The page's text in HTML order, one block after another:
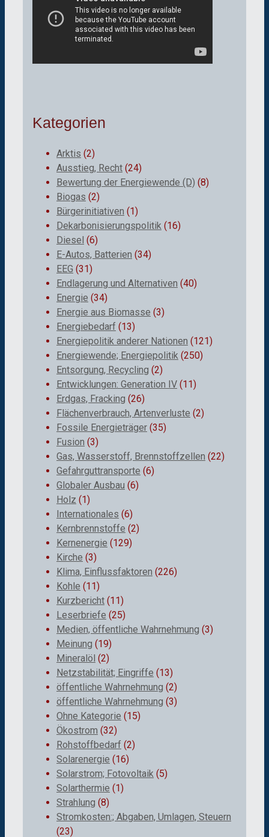
Kategorien
Arktis (2)
Ausstieg, Recht (24)
Bewertung der Energiewende (D) (8)
Biogas (2)
Bürgerinitiativen (1)
Dekarbonisierungspolitik (16)
Diesel (6)
E-Autos, Batterien (34)
EEG (31)
Endlagerung und Alternativen (40)
Energie (34)
Energie aus Biomasse (3)
Energiebedarf (13)
Energiepolitik anderer Nationen (121)
Energiewende; Energiepolitik (250)
Entsorgung, Recycling (2)
Entwicklungen: Generation IV (11)
Erdgas, Fracking (26)
Flächenverbrauch, Artenverluste (2)
Fossile Energieträger (35)
Fusion (3)
Gas, Wasserstoff, Brennstoffzellen (22)
Gefahrguttransporte (6)
Globaler Ausbau (6)
Holz (1)
Internationales (6)
Kernbrennstoffe (2)
Kernenergie (129)
Kirche (3)
Klima, Einflussfaktoren (226)
Kohle (11)
Kurzbericht (11)
Leserbriefe (25)
Medien, öffentliche Wahrnehmung (3)
Meinung (19)
Mineralöl (2)
Netzstabilität; Eingriffe (13)
öffentliche Wahrnehmung (2)
öffentliche Wahrnehmung (3)
Ohne Kategorie (15)
Ökostrom (32)
Rohstoffbedarf (2)
Solarenergie (16)
Solarstrom; Fotovoltaik (5)
Solarthermie (1)
Strahlung (8)
Stromkosten:; Abgaben, Umlagen, Steuern
(23)